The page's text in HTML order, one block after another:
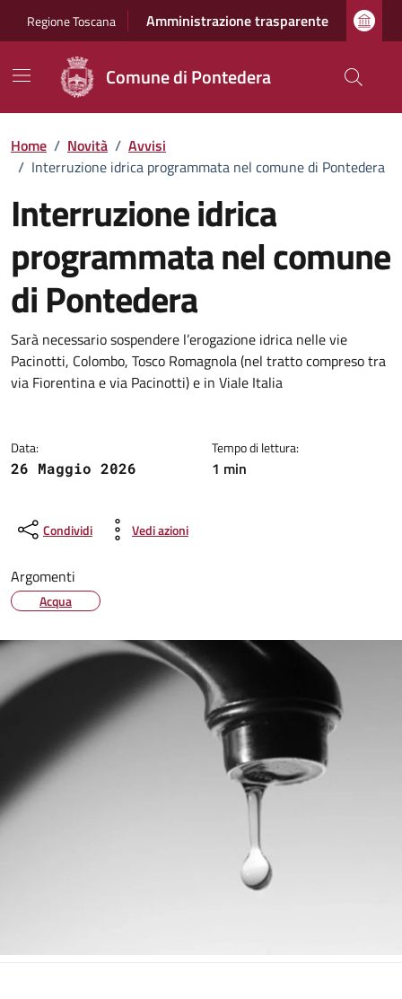
Regione Toscana Amministrazione trasparente
Comune di Pontedera
Home / Novità / Avvisi
/ Interruzione idrica programmata nel comune di Pontedera
Interruzione idrica
programmata nel comune
di Pontedera
Dettagli della notizia
Sarà necessario sospendere l’erogazione idrica nelle vie
Pacinotti, Colombo, Tosco Romagnola (nel tratto compreso tra
via Fiorentina e via Pacinotti) e in Viale Italia
Data:
26 Maggio 2026
Tempo di lettura:
1 min
Condividi Vedi azioni
Argomenti
Acqua